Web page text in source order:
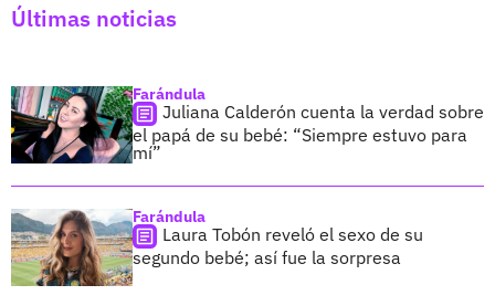
Últimas noticias
Farándula
Juliana Calderón cuenta la verdad sobre
el papá de su bebé: “Siempre estuvo para
mí”
Farándula
Laura Tobón reveló el sexo de su
segundo bebé; así fue la sorpresa